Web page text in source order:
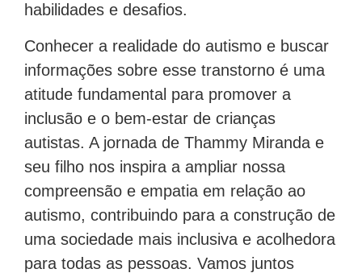
habilidades e desafios.
Conhecer a realidade do autismo e buscar
informações sobre esse transtorno é uma
atitude fundamental para promover a
inclusão e o bem-estar de crianças
autistas. A jornada de Thammy Miranda e
seu filho nos inspira a ampliar nossa
compreensão e empatia em relação ao
autismo, contribuindo para a construção de
uma sociedade mais inclusiva e acolhedora
para todas as pessoas. Vamos juntos